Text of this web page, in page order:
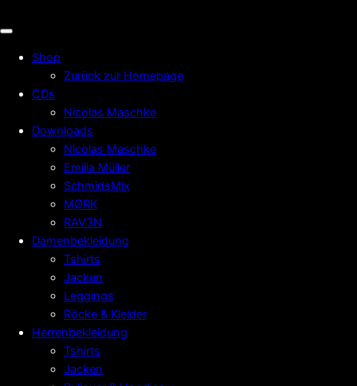
Shop
Zurück zur Homepage
CDs
Nicolas Maschke
Downloads
Nicolas Maschke
Emilia Müller
SchmidsMix
MØRK
RAV3N
Damenbekleidung
Tshirts
Jacken
Leggings
Röcke & Kleider
Herrenbekleidung
Tshirts
Jacken